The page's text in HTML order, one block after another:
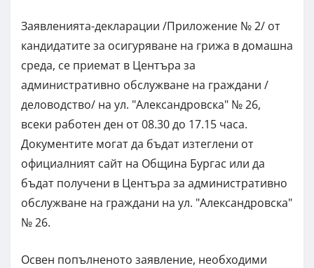
Заявленията-декларации /Приложение № 2/ от
кандидатите за осигуряване на грижа в домашна
среда, се приемат в Центъра за
административно обслужване на граждани /
деловодство/ на ул. "Александровска" № 26,
всеки работен ден от 08.30 до 17.15 часа.
Документите могат да бъдат изтеглени от
официалният сайт на Община Бургас или да
бъдат получени в Центъра за административно
обслужване на граждани на ул. "Александровска"
№ 26.
Освен попълненото заявление, необходими